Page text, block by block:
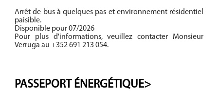
Arrêt de bus à quelques pas et environnement résidentiel
paisible.
Disponible pour 07/2026
Pour plus d'informations, veuillez contacter Monsieur
Verruga au +352 691 213 054.
PASSEPORT ÉNERGÉTIQUE>